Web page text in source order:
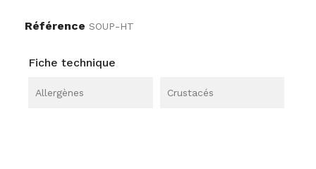
Référence SOUP-HT
Fiche technique
Allergènes Crustacés